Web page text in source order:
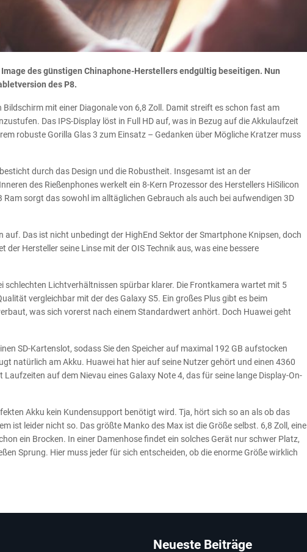
des günstigen Chinaphone-Herstellers endgültig beseitigen. Nun
des P8.
mit einer Diagonale von 6,8 Zoll. Damit streift es schon fast am
Das IPS-Display löst in Full HD auf, was in Bezug auf die Akkulaufzeit
robuste Gorilla Glas 3 zum Einsatz – Gedanken über Mögliche Kratzer muss
durch das Design und die Robustheit. Insgesamt ist an der
des Rießenphones werkelt ein 8-Kern Prozessor des Herstellers HiSilicon
sorgt das sowohl im alltäglichen Gebrauch als auch bei aufwendigen 3D
Das ist nicht unbedingt der HighEnd Sektor der Smartphone Knipsen, doch
Hersteller seine Linse mit der OIS Technik aus, was eine bessere
schlechten Lichtverhältnissen spürbar klarer. Die Frontkamera wartet mit 5
vergleichbar mit der des Galaxy S5. Ein großes Plus gibt es beim
was sich vorerst nach einem Standardwert anhört. Doch Huawei geht
SD-Kartenslot, sodass Sie den Speicher auf maximal 192 GB aufstocken
natürlich am Akku. Huawei hat hier auf seine Nutzer gehört und einen 4360
auf dem Nievau eines Galaxy Note 4, das für seine lange Display-On-
Akku kein Kundensupport benötigt wird. Tja, hört sich so an als ob das
ist leider nicht so. Das größte Manko des Max ist die Größe selbst. 6,8 Zoll, eine
ein Brocken. In einer Damenhose findet ein solches Gerät nur schwer Platz,
Sprung. Hier muss jeder für sich entscheiden, ob die enorme Größe wirklich
Neueste Beiträge